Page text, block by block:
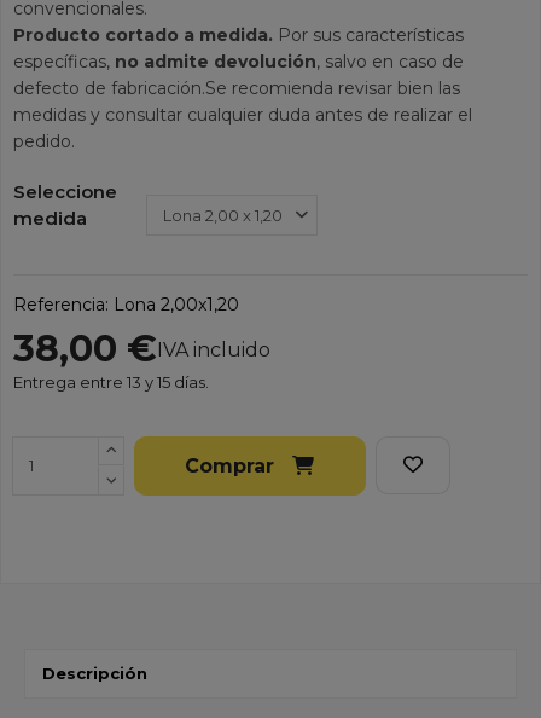
convencionales.
Producto cortado a medida. Por sus características
específicas, no admite devolución, salvo en caso de
defecto de fabricación.Se recomienda revisar bien las
medidas y consultar cualquier duda antes de realizar el
pedido.
Seleccione
medida
Referencia: Lona 2,00x1,20
38,00 €IVA incluido
Entrega entre 13 y 15 días.
Comprar
Descripción